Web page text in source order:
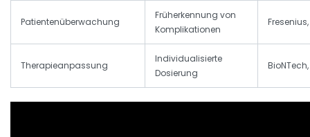
Patientenüberwachung
Früherkennung von
Komplikationen
Therapieanpassung
Individualisierte
Dosierung